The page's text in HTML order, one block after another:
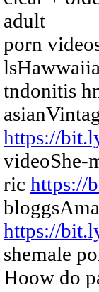
adult
porn
tndonitis
https://
videoShe-
ric https://
https://
shemale
Hoow do